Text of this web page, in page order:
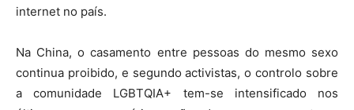
internet no país.
Na China, o casamento entre pessoas do mesmo sexo
continua proibido, e segundo activistas, o controlo sobre
a comunidade LGBTQIA+ tem-se intensificado nos